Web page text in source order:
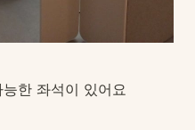
한 좌석이 있어요